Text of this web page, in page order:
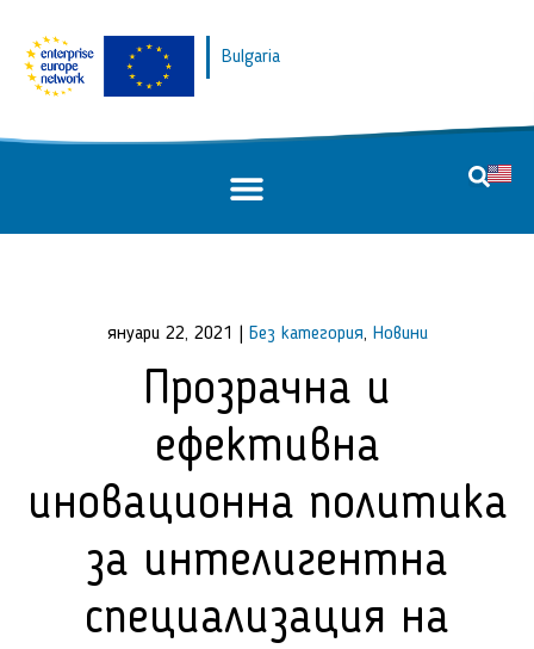
Bulgaria
януари 22, 2021 Без категория, Новини
Прозрачна и
ефективна
иновационна политика
за интелигентна
специализация на